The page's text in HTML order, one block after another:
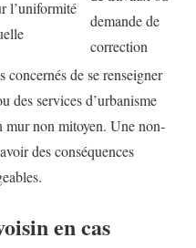
l’uniformité
demande de
correction
concernés de se renseigner
des services d’urbanisme
mur non mitoyen. Une non-
des conséquences
en cas